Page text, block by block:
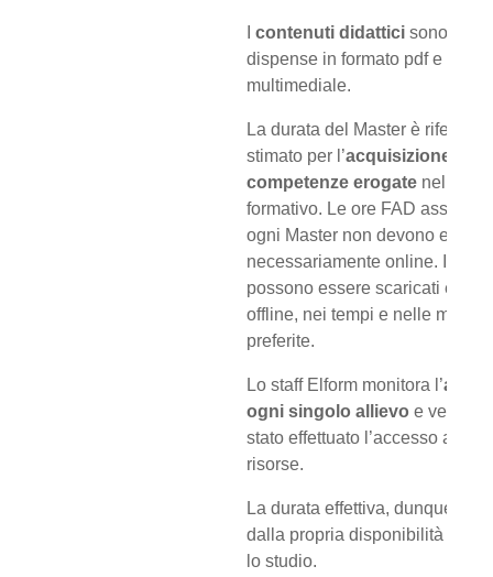
contenuti didattici sono
dispense in formato pdf e
multimediale.
La durata del Master è riferita
stimato per l’acquisizione
competenze erogate nel
formativo. Le ore FAD
ogni Master non devono
necessariamente online. I
possono essere scaricati e
offline, nei tempi e nelle
preferite.
Lo staff Elform monitora l’
ogni singolo allievo e verifica
stato effettuato l’accesso a
risorse.
La durata effettiva, dunque,
dalla propria disponibilità di
lo studio.